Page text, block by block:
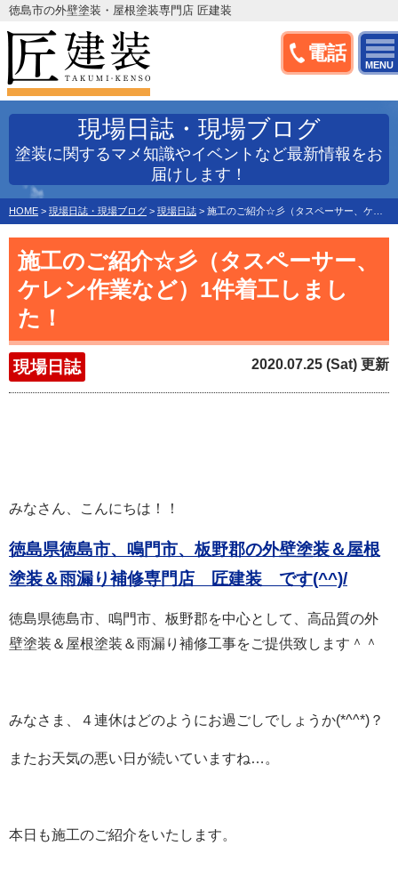
電話
MENU
徳島市の外壁塗装・屋根塗装専門店 匠建装
現場日誌・現場ブログ
塗装に関するマメ知識やイベントなど最新情報をお
届けします！
HOME > 現場日誌・現場ブログ > 現場日誌 > 施工のご紹介☆彡（タスペーサー、ケレン作業など）1件着工しました！
施工のご紹介☆彡（タスペーサー、
ケレン作業など）1件着工しまし
た！
現場日誌 2020.07.25 (Sat) 更新
みなさん、こんにちは！！
徳島県徳島市、鳴門市、板野郡の外壁塗装＆屋根
塗装＆雨漏り補修専門店 匠建装 です(^^)/
徳島県徳島市、鳴門市、板野郡を中心として、高品質の外
壁塗装＆屋根塗装＆雨漏り補修工事をご提供致します＾＾
みなさま、４連休はどのようにお過ごしでしょうか(*^^*)？
またお天気の悪い日が続いていますね…。
本日も施工のご紹介をいたします。